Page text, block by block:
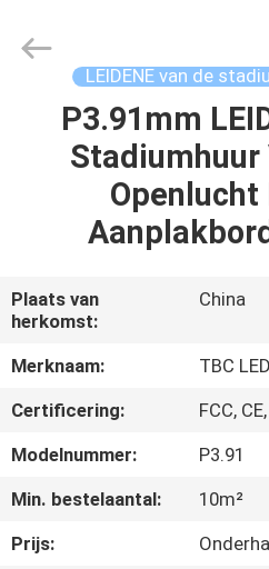
HUIS
PRODUCTEN
SHOW
ONGEVEER
ONS
Limited.
LEIDENE van de
P3.91mm
Openlucht
Plaats van
herkomst:
China
Merknaam:
TBC LED
Certificering:
FCC,
Modelnummer:
P3.91
Min. bestelaantal:
10m²
Prijs: